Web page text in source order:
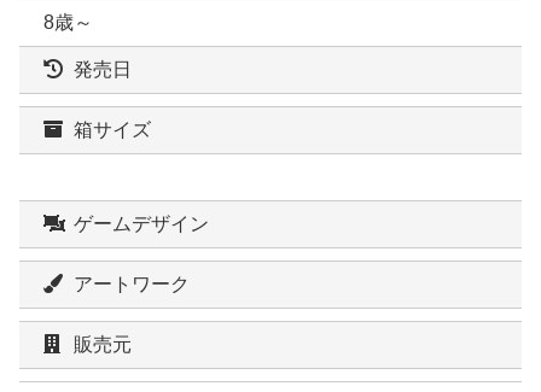
8歳～
発売日
箱サイズ
ゲームデザイン
アートワーク
販売元